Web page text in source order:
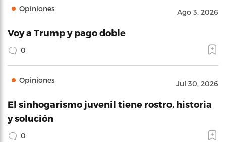
Opiniones Ago 3, 2026
Voy a Trump y pago doble
0
Opiniones Jul 30, 2026
El sinhogarismo juvenil tiene rostro, historia
y solución
0